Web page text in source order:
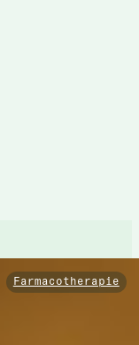
Farmacotherapie